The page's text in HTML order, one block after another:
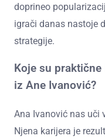
doprineo
igrači danas nastoje
strategije.
Koje su
iz Ane Ivanović?
Ana Ivanović nas uči
Njena karijera je